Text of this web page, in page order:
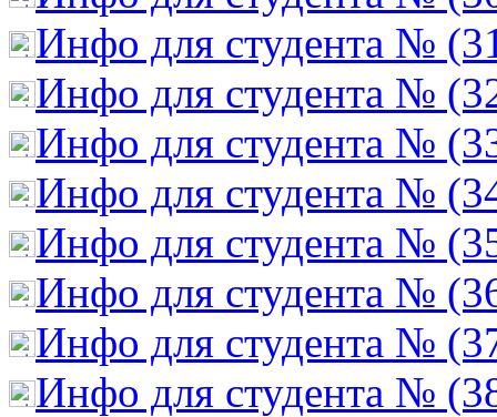
Инфо для студента №
Инфо для студента №
Инфо для студента №
Инфо для студента №
Инфо для студента №
Инфо для студента №
Инфо для студента №
Инфо для студента №